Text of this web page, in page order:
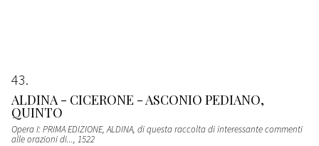
43
ALDINA - CICERONE - ASCONIO PEDIANO,
QUINTO
Opera I: PRIMA EDIZIONE, ALDINA, di questa raccolta di interessante commenti
alle orazioni di..., 1522